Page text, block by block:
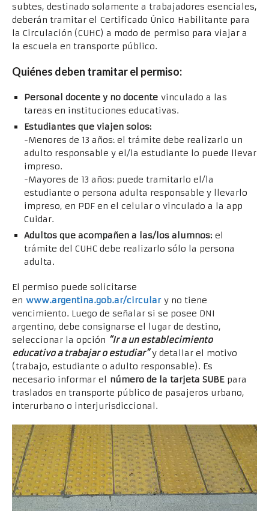
subtes, destinado solamente a trabajadores esenciales,
deberán tramitar el Certificado Único Habilitante para
la Circulación (CUHC) a modo de permiso para viajar a
la escuela en transporte público.
Quiénes deben tramitar el permiso:
Personal docente y no docente vinculado a las
tareas en instituciones educativas.
Estudiantes que viajen solos:
-Menores de 13 años: el trámite debe realizarlo un
adulto responsable y el/la estudiante lo puede llevar
impreso.
-Mayores de 13 años: puede tramitarlo el/la
estudiante o persona adulta responsable y llevarlo
impreso, en PDF en el celular o vinculado a la app
Cuidar.
Adultos que acompañen a las/los alumnos: el
trámite del CUHC debe realizarlo sólo la persona
adulta.
El permiso puede solicitarse
en www.argentina.gob.ar/circulary no tiene
vencimiento. Luego de señalar si se posee DNI
argentino, debe consignarse el lugar de destino,
seleccionar la opción “Ir a un establecimiento
educativo a trabajar o estudiar”y detallar el motivo
(trabajo, estudiante o adulto responsable). Es
necesario informar el número de la tarjeta SUBEpara
traslados en transporte público de pasajeros urbano,
interurbano o interjurisdiccional.